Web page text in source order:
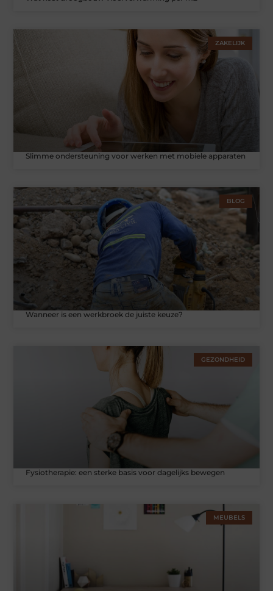
ZAKELIJK
Slimme ondersteuning voor werken met mobiele apparaten
BLOG
Wanneer is een werkbroek de juiste keuze?
GEZONDHEID
Fysiotherapie: een sterke basis voor dagelijks bewegen
MEUBELS